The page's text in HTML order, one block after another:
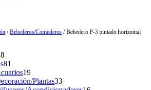
/Bebederos/Comederos / Bebedero P-3 pintado horizontal
158
products
81
products
1919
products
Plantas3333